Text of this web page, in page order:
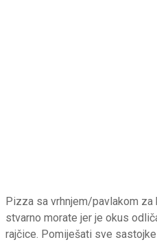
Pizza sa vrhnjem/pavlakom za
stvarno morate jer je okus
rajčice. Pomiješati sve